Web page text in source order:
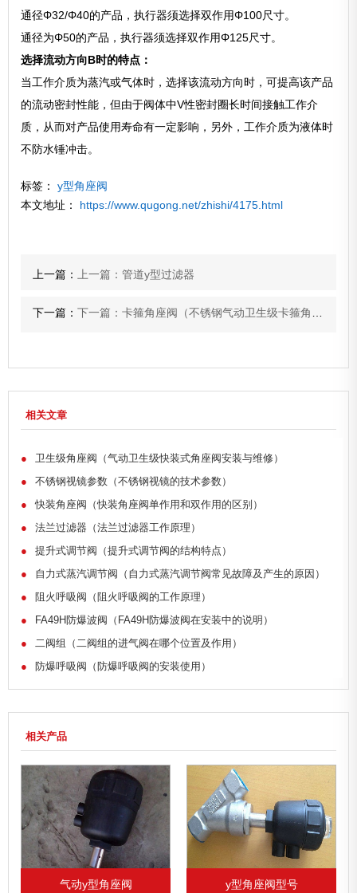
通径Φ32/Φ40的产品，执行器须选择双作用Φ100尺寸。
通径为Φ50的产品，执行器须选择双作用Φ125尺寸。
选择流动方向B时的特点：
当工作介质为蒸汽或气体时，选择该流动方向时，可提高该产品
的流动密封性能，但由于阀体中V性密封圈长时间接触工作介
质，从而对产品使用寿命有一定影响，另外，工作介质为液体时
不防水锤冲击。
标签：y型角座阀
本文地址： https://www.qugong.net/zhishi/4175.html
上一篇： 上一篇：管道y型过滤器
下一篇：下一篇：卡箍角座阀（不锈钢气动卫生级卡箍角座阀安装与维修）
相关文章
●
卫生级角座阀（气动卫生级快装式角座阀安装与维修）
●
不锈钢视镜参数（不锈钢视镜的技术参数）
●
快装角座阀（快装角座阀单作用和双作用的区别）
●
法兰过滤器（法兰过滤器工作原理）
●
提升式调节阀（提升式调节阀的结构特点）
●
自力式蒸汽调节阀（自力式蒸汽调节阀常见故障及产生的原因）
●
阻火呼吸阀（阻火呼吸阀的工作原理）
●
FA49H防爆波阀（FA49H防爆波阀在安装中的说明）
●
二阀组（二阀组的进气阀在哪个位置及作用）
●
防爆呼吸阀（防爆呼吸阀的安装使用）
相关产品
y型角座阀型号 气动y型角座阀